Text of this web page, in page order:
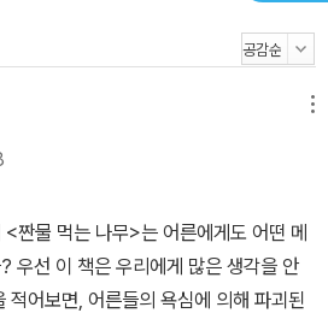
짠물 먹는 나무>는 어른에게도 어떤 메
우선 이 책은 우리에게 많은 생각을 안
적어보면, 어른들의 욕심에 의해 파괴된